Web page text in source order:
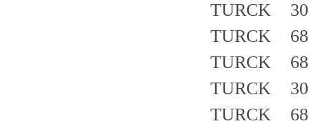
TURCK
TURCK
TURCK
TURCK
TURCK